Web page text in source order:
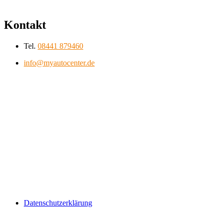
Kontakt
Tel. 08441 879460
info@myautocenter.de
Datenschutzerklärung